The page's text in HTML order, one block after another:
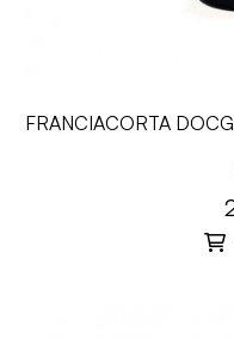
FRANCIACORTA